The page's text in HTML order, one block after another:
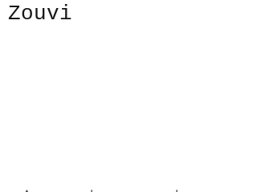
Zouvi